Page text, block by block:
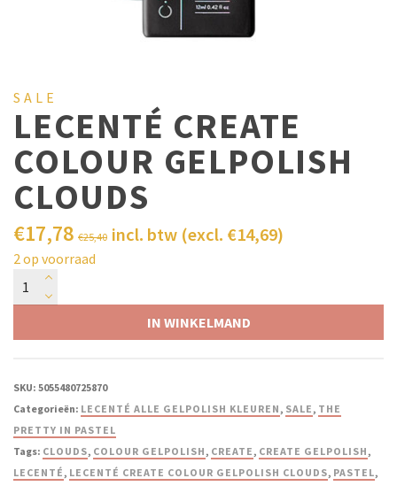
SALE
LECENTÉ CREATE
COLOUR GELPOLISH
CLOUDS
€25,40
€17,78 incl. btw (excl. €14,69)
2 op voorraad
IN WINKELMAND
SKU: 5055480725870
Categorieën: LECENTÉ ALLE GELPOLISH KLEUREN, SALE, THE
PRETTY IN PASTEL
Tags: CLOUDS, COLOUR GELPOLISH, CREATE, CREATE GELPOLISH,
LECENTÉ, LECENTÉ CREATE COLOUR GELPOLISH CLOUDS, PASTEL,